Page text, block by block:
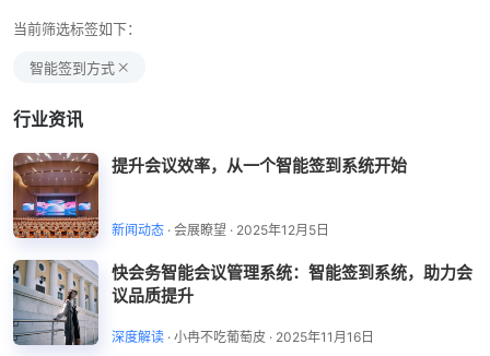
当前筛选标签如下：
智能签到方式
行业资讯
提升会议效率，从一个智能签到系统开始
新闻动态 · 会展瞭望 · 2025年12月5日
快会务智能会议管理系统：智能签到系统，助力会
议品质提升
深度解读 · 小冉不吃葡萄皮 · 2025年11月16日